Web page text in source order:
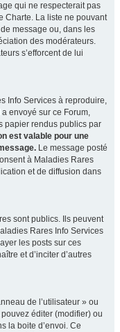
qui ne respecterait pas
Charte. La liste ne pouvant
message ou, dans les
des modérateurs.
s’efforcent de lui
Info Services à reproduire,
envoyé sur ce Forum,
papier rendus publics par
est valable pour une
Le message posté
à Maladies Rares
et de diffusion dans
sont publics. Ils peuvent
Rares Info Services
les posts sur ces
et d’inciter d’autres
de l’utilisateur » ou
éditer (modifier) ou
la boite d’envoi. Ce